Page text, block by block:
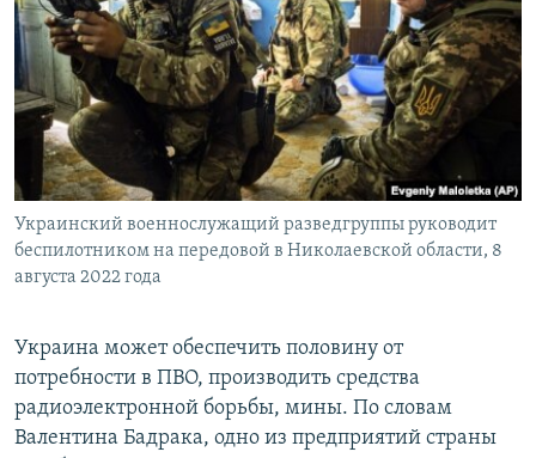
Украинский военнослужащий разведгруппы руководит
беспилотником на передовой в Николаевской области, 8
августа 2022 года
Украина может обеспечить половину от
потребности в ПВО, производить средства
радиоэлектронной борьбы, мины. По словам
Валентина Бадрака, одно из предприятий страны